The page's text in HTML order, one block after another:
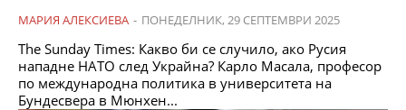
МАРИЯ АЛЕКСИЕВА - ПОНЕДЕЛНИК, 29 СЕПТЕМВРИ 2025
The Sunday Times: Какво би се случило, ако Русия
нападне НАТО след Украйна? Карло Масала, професор
по международна политика в университета на
Бундесвера в Мюнхен...